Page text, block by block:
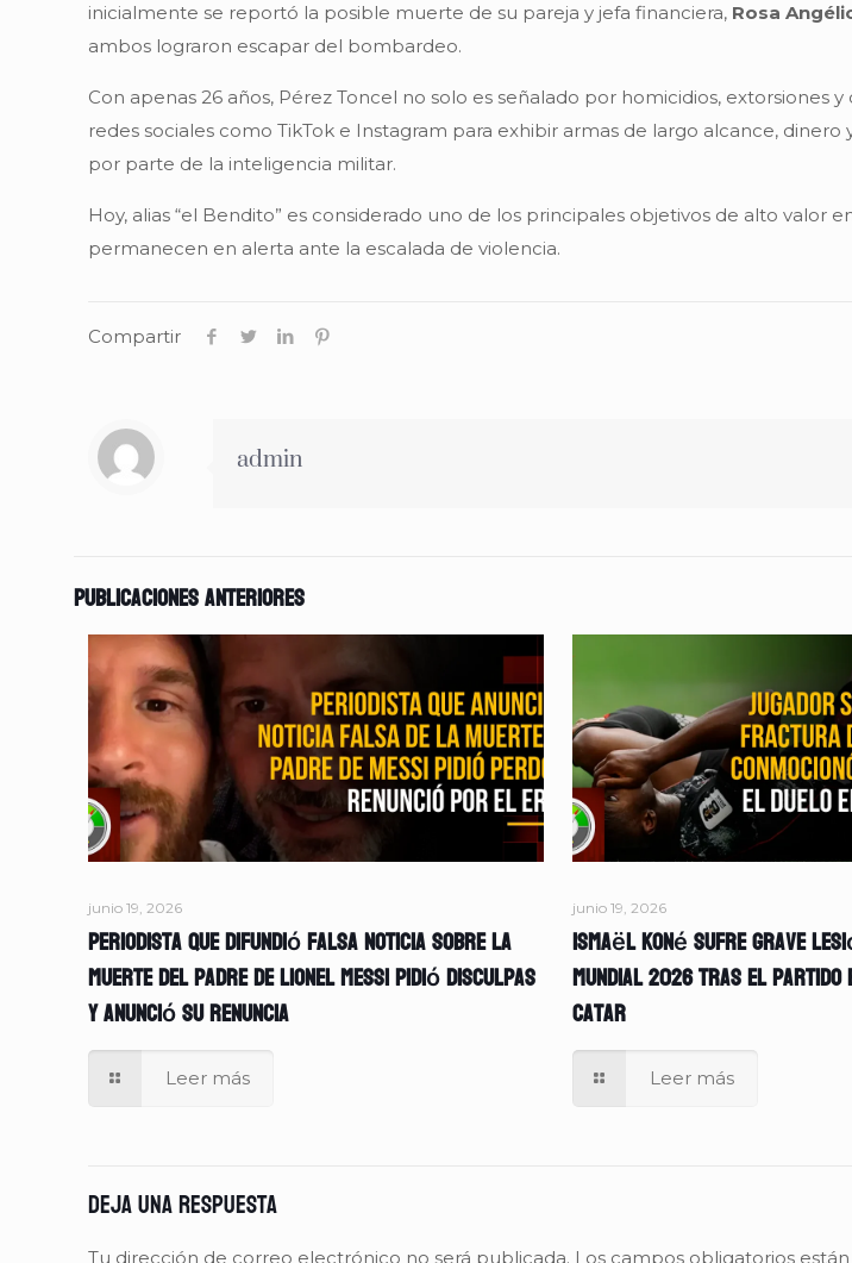
inicialmente se reportó la posible muerte de su pareja y jefa financiera, Rosa
ambos lograron escapar del bombardeo.
Con apenas 26 años, Pérez Toncel no solo es señalado por homicidios,
redes sociales como TikTok e Instagram para exhibir armas de largo alcance,
por parte de la inteligencia militar.
Hoy, alias “el Bendito” es considerado uno de los principales objetivos de alto
permanecen en alerta ante la escalada de violencia.
Compartir
admin
Publicaciones anteriores
junio 19, 2026
Periodista que difundió falsa noticia sobre la
muerte del padre de Lionel Messi pidió disculpas
y anunció su renuncia
Leer más
junio 19, 2026
Ismaël Koné sufre grave
Mundial 2026 tras el partido
Catar
Leer más
Deja una respuesta
Tu dirección de correo electrónico no será publicada. Los campos obligatorios